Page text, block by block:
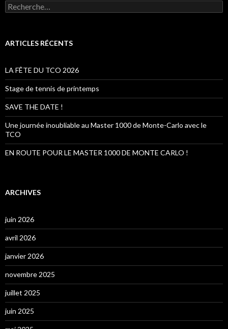
R
e
e
h
e
r
:
ARTICLES RÉCENTS
LA FÊTE DU TCO 2026
Stage de tennis de printemps
SAVE THE DATE !
Une journée inoubliable au Master 1000 de Monte-Carlo avec le
TCO
EN ROUTE POUR LE MASTER 1000 DE MONTE CARLO !
ARCHIVES
juin 2026
avril 2026
janvier 2026
novembre 2025
juillet 2025
juin 2025